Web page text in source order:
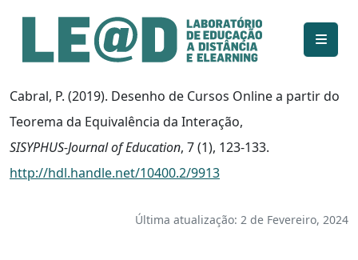
Ir para o conteúdo principal
Informações de acessibilidade
Mapa do site
Cabral, P. (2019). Desenho de Cursos Online a partir do
Teorema da Equivalência da Interação,
SISYPHUS-Journal of Education, 7 (1), 123-133.
http://hdl.handle.net/10400.2/9913
Última atualização: 2 de Fevereiro, 2024